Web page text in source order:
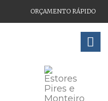
ORÇAMENTO RÁPIDO